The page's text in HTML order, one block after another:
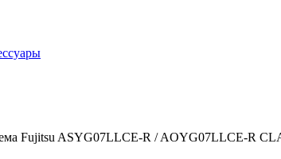
Fujitsu ASYG07LLCE-R / AOYG07LLCE-R